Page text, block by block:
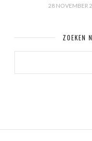
28 NOVEMBER
ZOEKEN
ZOEKEN